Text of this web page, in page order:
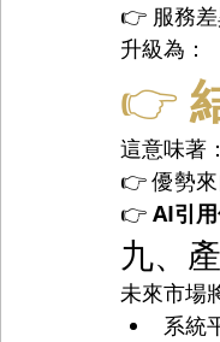
👉 服務
升級為：
👉
這意味著：
👉 優勢
👉 AI引用
九、
未來市場
系統